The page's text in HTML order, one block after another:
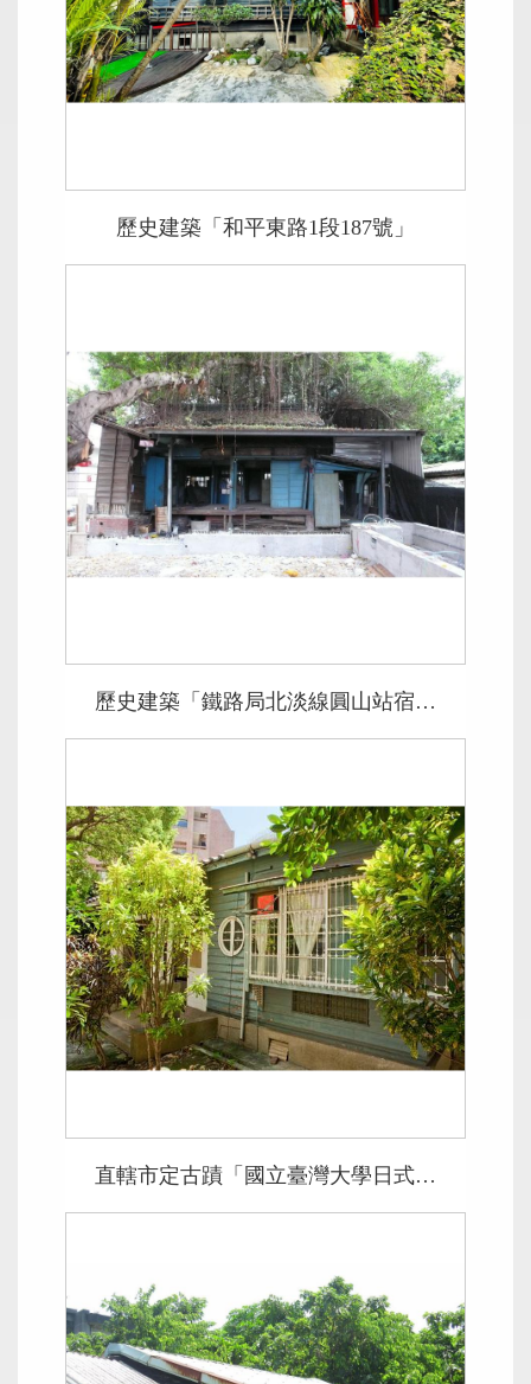
歷史建築「和平東路1段187號」
歷史建築「鐵路局北淡線圓山站宿舍」
直轄市定古蹟「國立臺灣大學日式宿舍－戴炎輝寓所」